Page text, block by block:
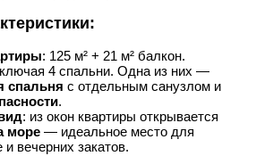
: 125 м² + 21 м² балкон.
4 спальни. Одна из них —
спальня с отдельным санузлом и
.
: из окон квартиры открывается
море — идеальное место для
вечерних закатов.